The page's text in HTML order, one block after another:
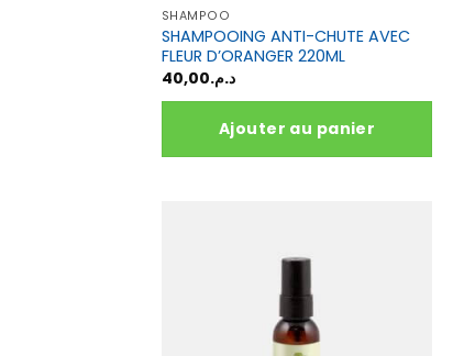
SHAMPOO
SHAMPOOING ANTI-CHUTE AVEC
FLEUR D’ORANGER 220ML
د.م.40,00
Ajouter au panier